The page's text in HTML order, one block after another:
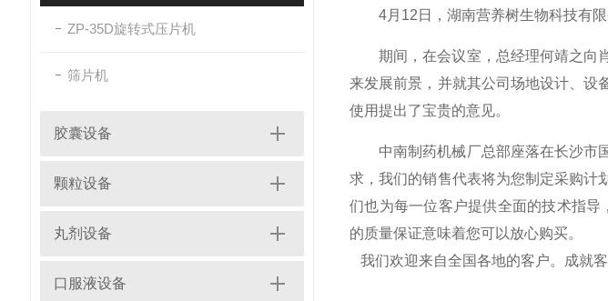
ZP-35D旋转式压片机
筛片机
胶囊设备
颗粒设备
丸剂设备
口服液设备
4月 12 日，湖南营养树生物科技有
期间，在会议室，总经理何靖之向
来发展前景，并就其公司场地设计、设
使用提出了宝贵的意见。
中南制药机械厂总部座落在长沙市
求，我们的销售代表将为您制定采购计
们也为每一位客户提供全面的技术指
的质量保证意味着您可以放心购买。
我们欢迎来自全国各地的客户。成就